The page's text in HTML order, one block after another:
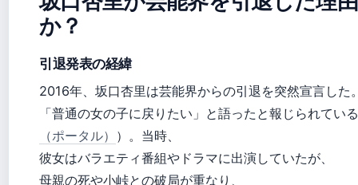
か？
引退発表の経緯
2016年、坂口杏里は芸能界からの引退を突然宣言した
「普通の女の子に戻りたい」と語ったと報じられてい
（ポータル） ）。当時、
彼女はバラエティ番組やドラマに出演していたが、
母親の死や小峠との破局が重なり、